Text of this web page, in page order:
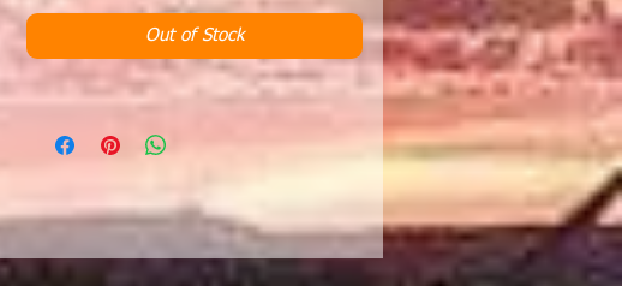
perle de verre
Out of Stock